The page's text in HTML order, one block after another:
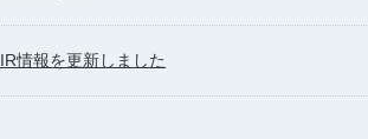
IR情報を更新しました